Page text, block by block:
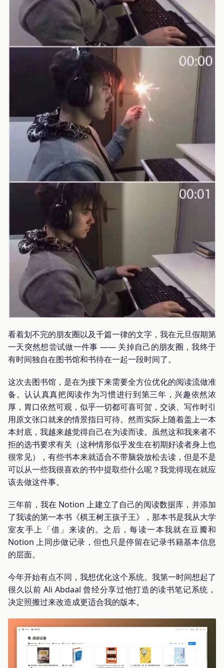
看着划不完的朋友圈以及千篇一律的文字，我在元旦假期第
一天突然想尝试做一件事 —— 关掉自己的朋友圈，我终于
有时间独自在图书馆和书待在一起一段时间了。
这次去图书馆，是在为接下来需要全方位优化的阅读流做准
备。认认真真把阅读作为习惯进行到第三年，兴趣依然浓
厚，胃口依然可观，似乎一切都可喜可贺，交谈、写作时引
用原文张口就来的情景指日可待。然而实际上随着盖上一本
本封底，我越来越觉得自己在为读而读。虽然这和我来者不
拒的选书要求有关（这种情形似乎发生在初期好读者身上也
很常见），有些书本来就适合不带脑袋放松去读，但是不是
可以从一些我很喜欢的书中提取些什么呢？我觉得现在就应
该去做这件事。
三年前，我在 Notion 上建立了自己的阅读数据库，并添加
了我读的第一本书《棋王树王孩子王》，那本书是我从大学
室友手上「借」来读的。之后，每读一本我就在豆瓣和
Notion 上同步做记录，但也只是停留在记录书籍基本信息
的层面。
今年开始有点不同，我想优化这个系统。我第一时间想起了
很久以前 Ali Abdaal 曾经分享过他打造的读书笔记系统，
决定照搬过来改造成更适合我的版本。